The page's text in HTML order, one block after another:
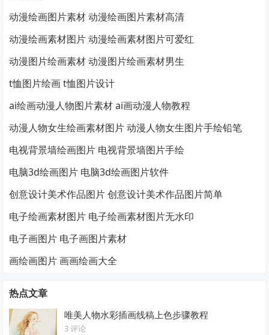
动漫绘画图片素材 动漫绘画图片素材高清
动漫绘画素材图片 动漫绘画素材图片可爱红
动漫图片绘画素材 动漫图片绘画素材男生
t恤图片绘画 t恤图片设计
ai绘画动漫人物图片素材 ai画动漫人物教程
动漫人物女生绘画素材图片 动漫人物女生图片手绘铅笔
电视背景墙绘画图片 电视背景墙图片手绘
电脑3d绘画图片 电脑3d绘画图片软件
创意设计美术作品图片 创意设计美术作品图片简单
电子绘画素材图片 电子绘画素材图片无水印
电子画图片 电子画图片素材
画绘画图片 画画绘画大全
热点文章
唯美人物水彩插画线稿上色步骤教程
3 评论